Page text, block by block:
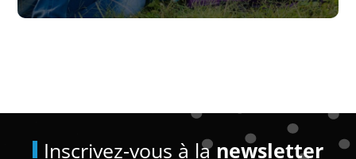
Inscrivez-vous à lanewsletter